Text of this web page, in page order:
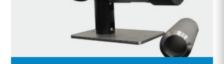
ПРОСМОТР ПРОДУКТОВ